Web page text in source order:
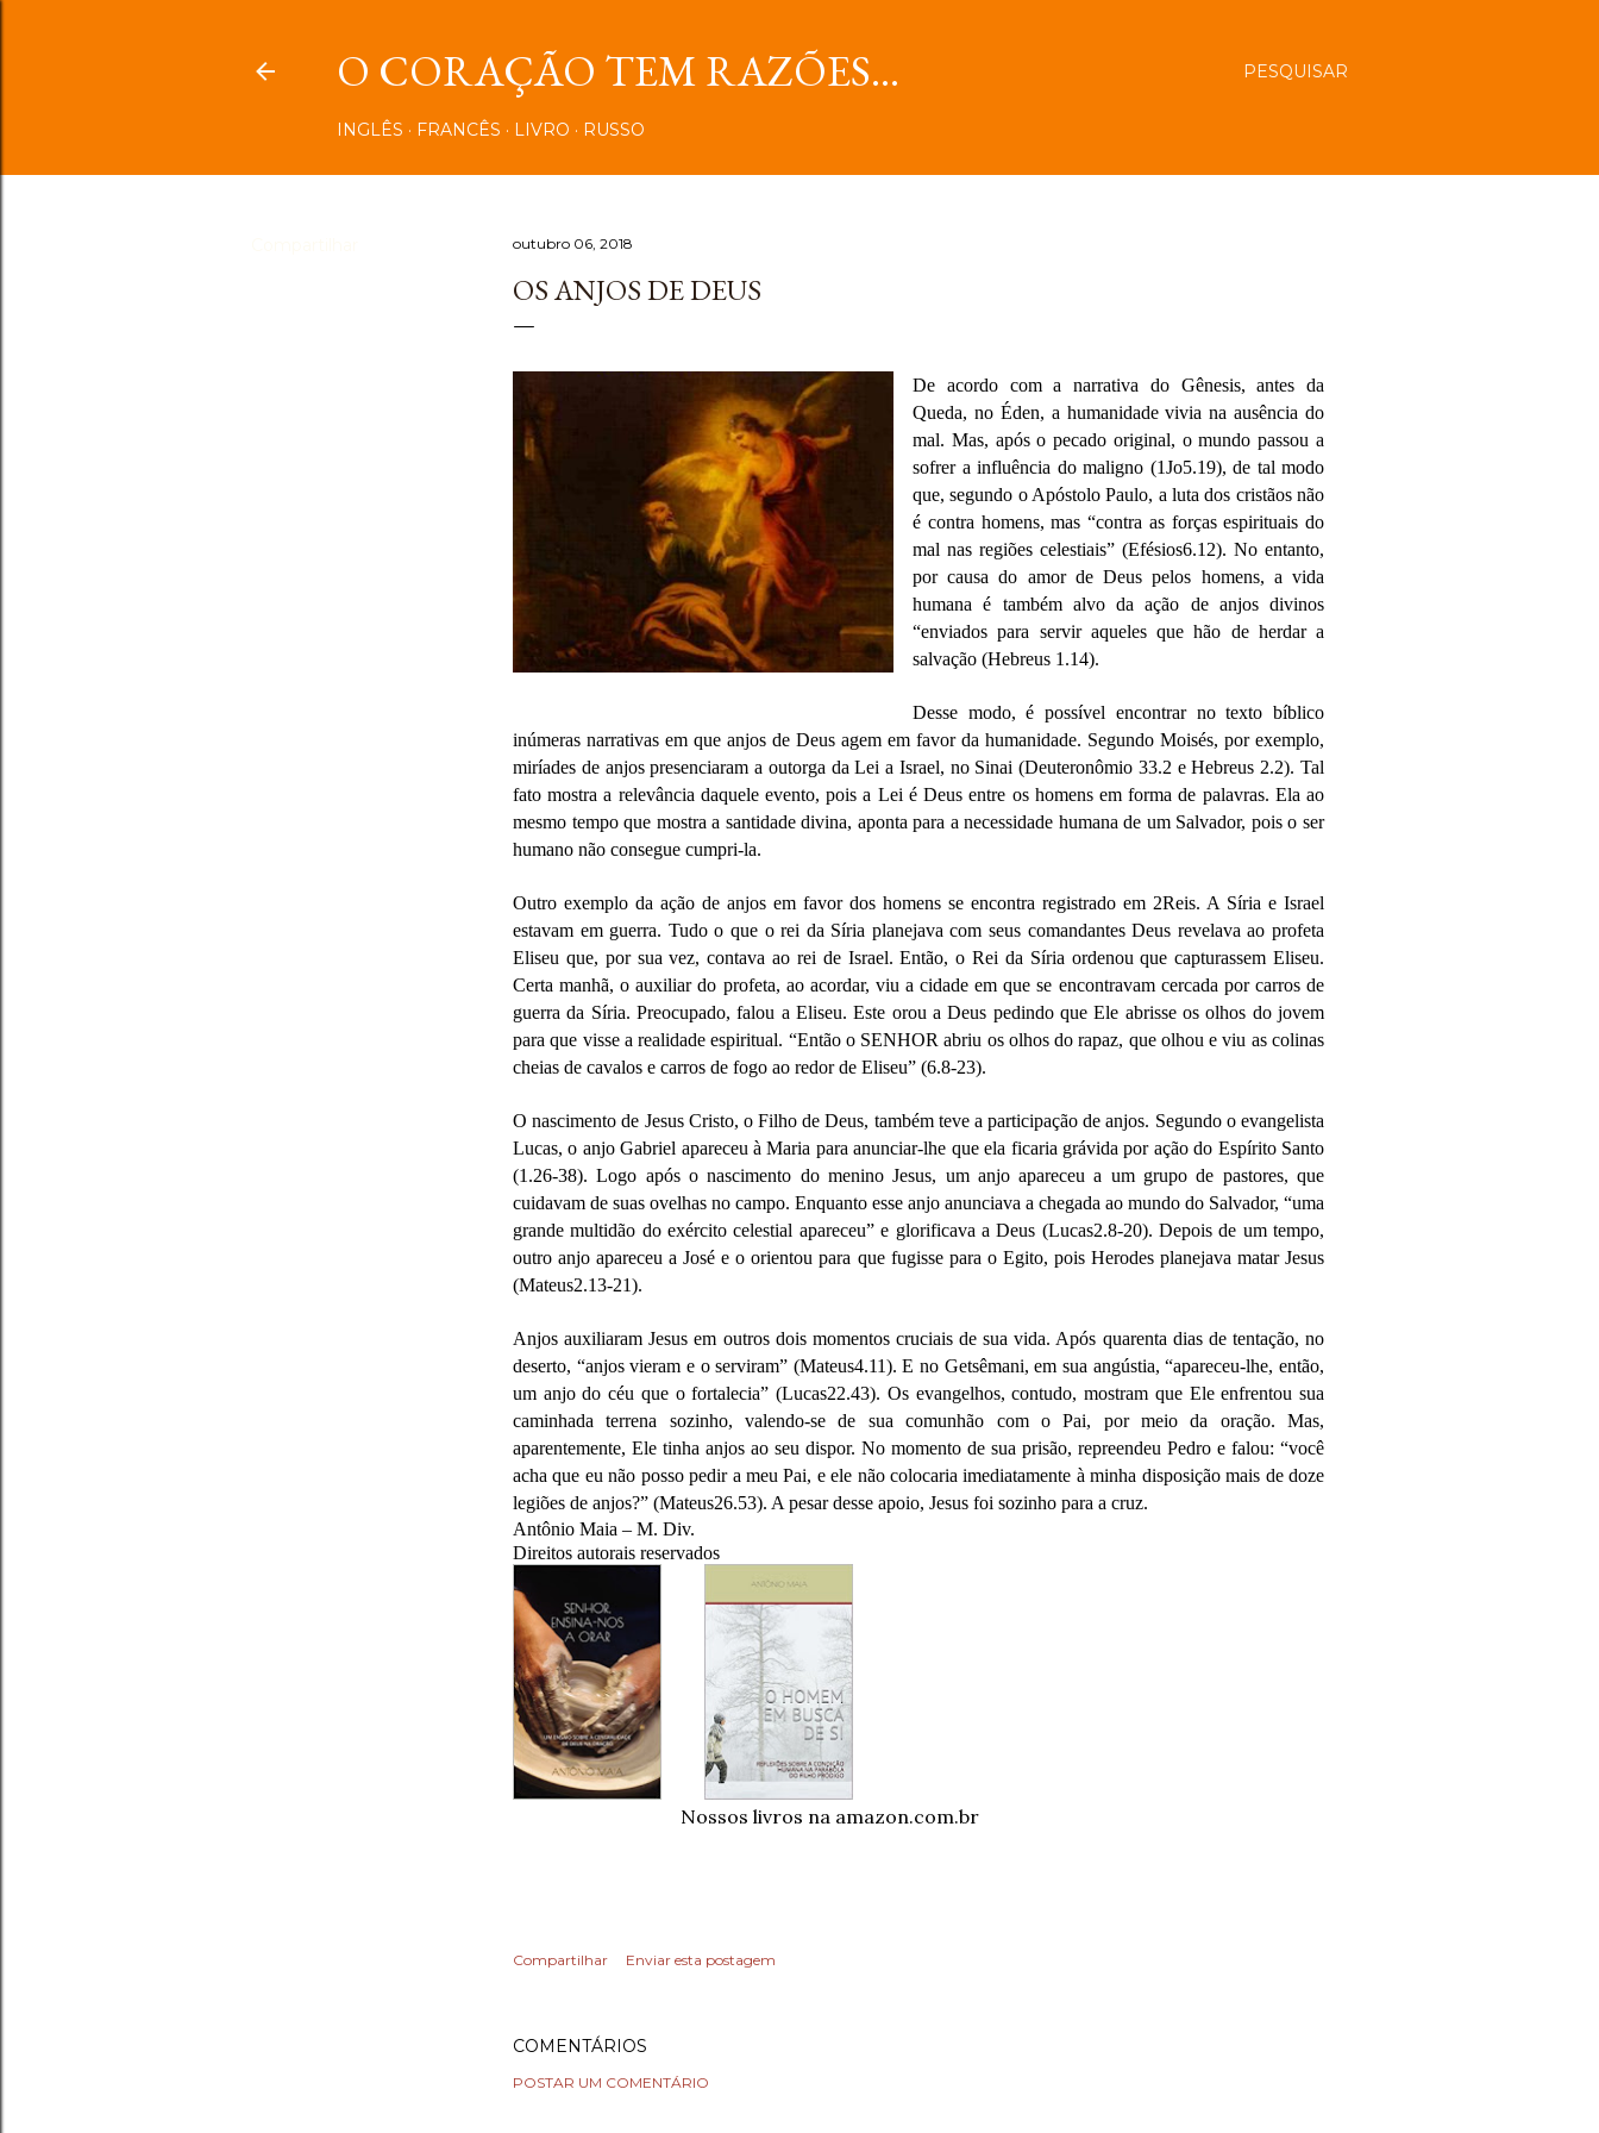
PESQUISAR
O CORAÇÃO TEM RAZÕES...
INGLÊS FRANCÊS LIVRO RUSSO
outubro 06, 2018
OS ANJOS DE DEUS
De acordo com a narrativa do Gênesis, antes da
Queda, no Éden, a humanidade vivia na ausência do
mal. Mas, após o pecado original, o mundo passou a
sofrer a influência do maligno (1Jo5.19), de tal modo
que, segundo o Apóstolo Paulo, a luta dos cristãos não
é contra homens, mas “contra as forças espirituais do
mal nas regiões celestiais” (Efésios6.12). No entanto,
por causa do amor de Deus pelos homens, a vida
humana é também alvo da ação de anjos divinos
“enviados para servir aqueles que hão de herdar a
salvação (Hebreus 1.14).
Desse modo, é possível encontrar no texto bíblico
inúmeras narrativas em que anjos de Deus agem em favor da humanidade. Segundo Moisés, por exemplo,
miríades de anjos presenciaram a outorga da Lei a Israel, no Sinai (Deuteronômio 33.2 e Hebreus 2.2). Tal
fato mostra a relevância daquele evento, pois a Lei é Deus entre os homens em forma de palavras. Ela ao
mesmo tempo que mostra a santidade divina, aponta para a necessidade humana de um Salvador, pois o ser
humano não consegue cumpri-la.
Outro exemplo da ação de anjos em favor dos homens se encontra registrado em 2Reis. A Síria e Israel
estavam em guerra. Tudo o que o rei da Síria planejava com seus comandantes Deus revelava ao profeta
Eliseu que, por sua vez, contava ao rei de Israel. Então, o Rei da Síria ordenou que capturassem Eliseu.
Certa manhã, o auxiliar do profeta, ao acordar, viu a cidade em que se encontravam cercada por carros de
guerra da Síria. Preocupado, falou a Eliseu. Este orou a Deus pedindo que Ele abrisse os olhos do jovem
para que visse a realidade espiritual. “Então o SENHOR abriu os olhos do rapaz, que olhou e viu as colinas
cheias de cavalos e carros de fogo ao redor de Eliseu” (6.8-23).
O nascimento de Jesus Cristo, o Filho de Deus, também teve a participação de anjos. Segundo o evangelista
Lucas, o anjo Gabriel apareceu à Maria para anunciar-lhe que ela ficaria grávida por ação do Espírito Santo
(1.26-38). Logo após o nascimento do menino Jesus, um anjo apareceu a um grupo de pastores, que
cuidavam de suas ovelhas no campo. Enquanto esse anjo anunciava a chegada ao mundo do Salvador, “uma
grande multidão do exército celestial apareceu” e glorificava a Deus (Lucas2.8-20). Depois de um tempo,
outro anjo apareceu a José e o orientou para que fugisse para o Egito, pois Herodes planejava matar Jesus
(Mateus2.13-21).
Anjos auxiliaram Jesus em outros dois momentos cruciais de sua vida. Após quarenta dias de tentação, no
deserto, “anjos vieram e o serviram” (Mateus4.11). E no Getsêmani, em sua angústia, “apareceu-lhe, então,
um anjo do céu que o fortalecia” (Lucas22.43). Os evangelhos, contudo, mostram que Ele enfrentou sua
caminhada terrena sozinho, valendo-se de sua comunhão com o Pai, por meio da oração. Mas,
aparentemente, Ele tinha anjos ao seu dispor. No momento de sua prisão, repreendeu Pedro e falou: “você
acha que eu não posso pedir a meu Pai, e ele não colocaria imediatamente à minha disposição mais de doze
legiões de anjos?” (Mateus26.53). A pesar desse apoio, Jesus foi sozinho para a cruz.
Antônio Maia – M. Div.
Direitos autorais reservados
Nossos livros na amazon.com.br
Compartilhar Enviar esta postagem
COMENTÁRIOS
POSTAR UM COMENTÁRIO